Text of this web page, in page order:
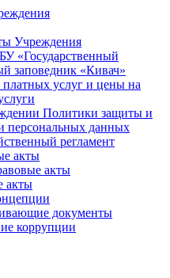
Учреждения
«Государственный
заповедник «Кивач»
платных услуг и цены на
Политики защиты и
персональных данных
регламент
акты
акты
акты
документы
коррупции